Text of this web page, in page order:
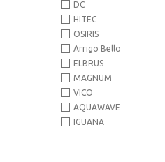
DC
HITEC
OSIRIS
Arrigo Bello
ELBRUS
MAGNUM
VICO
AQUAWAVE
IGUANA